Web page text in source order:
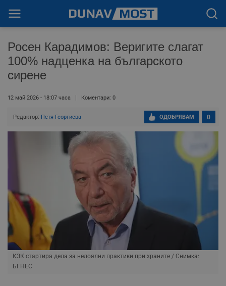
Росен Карадимов: Веригите слагат
100% надценка на българското
сирене
12 май 2026 - 18:07 часа Коментари: 0
Редактор: Петя Георгиева 0
ОДОБРЯВАМ
КЗК стартира дела за нелоялни практики при храните / Снимка:
БГНЕС